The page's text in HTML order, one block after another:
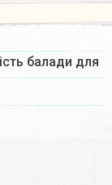
балади для